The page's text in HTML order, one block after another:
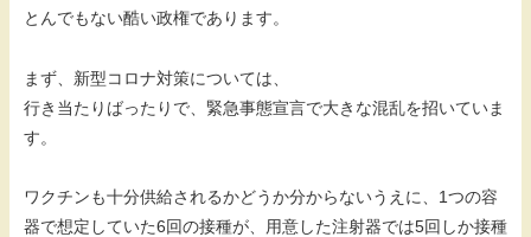
とんでもない酷い政権であります。
まず、新型コロナ対策については、
行き当たりばったりで、緊急事態宣言で大きな混乱を招いていま
す。
ワクチンも十分供給されるかどうか分からないうえに、1つの容
器で想定していた6回の接種が、用意した注射器では5回しか接種